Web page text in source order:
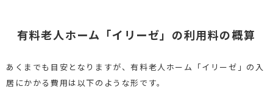
有料老人ホーム「イリーゼ」の利用料の概算
あくまでも目安となりますが、有料老人ホーム「イリーゼ」の入
居にかかる費用は以下のような形です。